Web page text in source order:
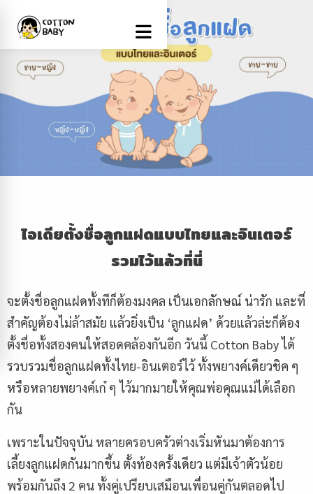
ไอเดียตั้งชื่อลูกแฝดแบบไทยและอินเตอร์
รวมไว้แล้วที่นี่
จะตั้งชื่อลูกแฝดทั้งทีก็ต้องมงคล เป็นเอกลักษณ์ น่ารัก และที่
สำคัญต้องไม่ล้าสมัย แล้วยิ่งเป็น ‘ลูกแฝด’ ด้วยแล้วล่ะก็ต้อง
ตั้งชื่อทั้งสองคนให้สอดคล้องกันอีก วันนี้ Cotton Baby ได้
รวบรวมชื่อลูกแฝดทั้งไทย-อินเตอร์ไว้ ทั้งพยางค์เดียวชิค ๆ
หรือหลายพยางค์เก๋ ๆ ไว้มากมายให้คุณพ่อคุณแม่ได้เลือก
กัน
เพราะในปัจจุบัน หลายครอบครัวต่างเริ่มหันมาต้องการ
เลี้ยงลูกแฝดกันมากขึ้น ตั้งท้องครั้งเดียว แต่มีเจ้าตัวน้อย
พร้อมกันถึง 2 คน ทั้งคู่เปรียบเสมือนเพื่อนคู่กันตลอดไป